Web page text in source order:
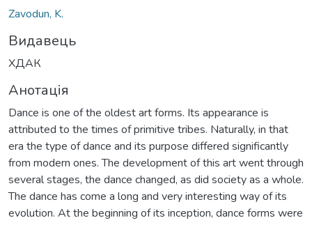
Zavodun, K.
Видавець
ХДАК
Анотація
Dance is one of the oldest art forms. Its appearance is
attributed to the times of primitive tribes. Naturally, in that
era the type of dance and its purpose differed significantly
from modern ones. The development of this art went through
several stages, the dance changed, as did society as a whole.
The dance has come a long and very interesting way of its
evolution. At the beginning of its inception, dance forms were